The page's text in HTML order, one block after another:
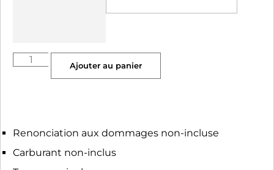
Ajouter au panier
Renonciation aux dommages non-incluse
Carburant non-inclus